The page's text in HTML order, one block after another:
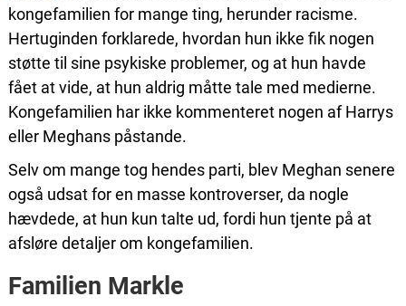
kongefamilien for mange ting, herunder racisme.
Hertuginden forklarede, hvordan hun ikke fik nogen
støtte til sine psykiske problemer, og at hun havde
fået at vide, at hun aldrig måtte tale med medierne.
Kongefamilien har ikke kommenteret nogen af Harrys
eller Meghans påstande.
Selv om mange tog hendes parti, blev Meghan senere
også udsat for en masse kontroverser, da nogle
hævdede, at hun kun talte ud, fordi hun tjente på at
afsløre detaljer om kongefamilien.
Familien Markle